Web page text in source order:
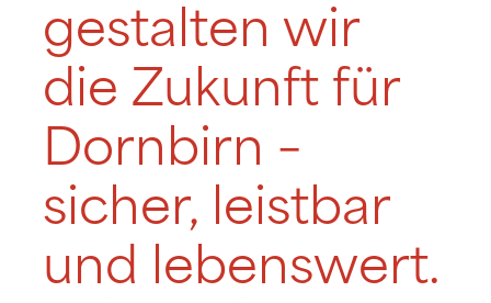
gestalten wir
die Zukunft für
Dornbirn –
sicher, leistbar
und lebenswert.